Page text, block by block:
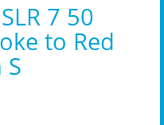
7 50
to Red